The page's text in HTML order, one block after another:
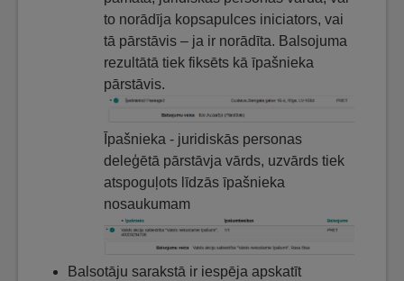
to norādīja kopsapulces iniciators, vai
tā pārstāvis – ja ir norādīta. Balsojuma
rezultātā tiek fiksēts kā īpašnieka
pārstāvis.
Īpašnieka - juridiskās personas
deleģētā pārstāvja vārds, uzvārds tiek
atspoguļots līdzās īpašnieka
nosaukumam
Balsotāju sarakstā ir iespēja apskatīt